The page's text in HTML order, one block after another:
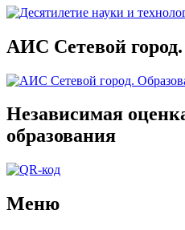
АИС Сетевой
Независимая
образования
Меню